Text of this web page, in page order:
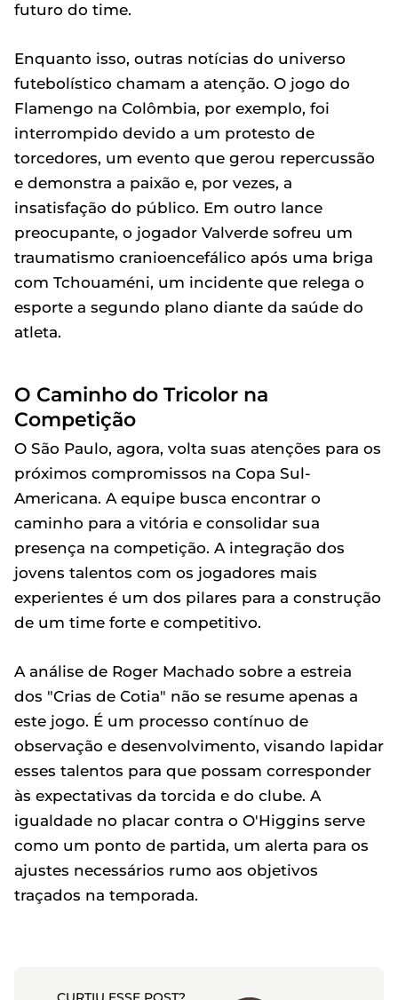
futuro do time.
Enquanto isso, outras notícias do universo
futebolístico chamam a atenção. O jogo do
Flamengo na Colômbia, por exemplo, foi
interrompido devido a um protesto de
torcedores, um evento que gerou repercussão
e demonstra a paixão e, por vezes, a
insatisfação do público. Em outro lance
preocupante, o jogador Valverde sofreu um
traumatismo cranioencefálico após uma briga
com Tchouaméni, um incidente que relega o
esporte a segundo plano diante da saúde do
atleta.
O Caminho do Tricolor na
Competição
O São Paulo, agora, volta suas atenções para os
próximos compromissos na Copa Sul-
Americana. A equipe busca encontrar o
caminho para a vitória e consolidar sua
presença na competição. A integração dos
jovens talentos com os jogadores mais
experientes é um dos pilares para a construção
de um time forte e competitivo.
A análise de Roger Machado sobre a estreia
dos "Crias de Cotia" não se resume apenas a
este jogo. É um processo contínuo de
observação e desenvolvimento, visando lapidar
esses talentos para que possam corresponder
às expectativas da torcida e do clube. A
igualdade no placar contra o O'Higgins serve
como um ponto de partida, um alerta para os
ajustes necessários rumo aos objetivos
traçados na temporada.